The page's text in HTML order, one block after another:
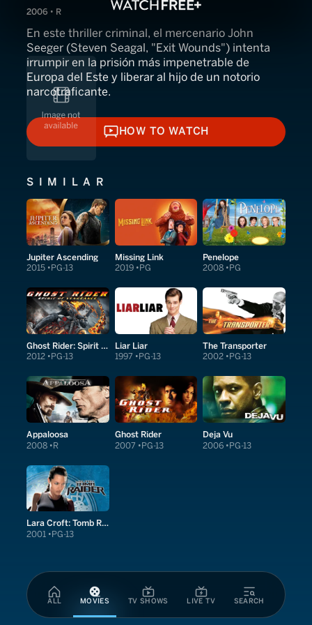
ALL MOVIES TV SHOWS LIVE TV SEARCH
2006 • R
En este thriller criminal, el mercenario John
Seeger (Steven Seagal, "Exit Wounds") intenta
irrumpir en la prisión más impenetrable de
Europa del Este y liberar al hijo de un notorio
narcotraficante.
HOW TO WATCH
HOW TO WATCH
SIMILAR
Jupiter Ascending
2015 PG-13
Missing Link
2019 PG
Penelope
2008 PG
Ghost Rider: Spirit of Vengeance
2012 PG-13
Liar Liar
1997 PG-13
The Transporter
2002 PG-13
Appaloosa
2008 R
Ghost Rider
2007 PG-13
Deja Vu
2006 PG-13
Lara Croft: Tomb Raider
2001 PG-13